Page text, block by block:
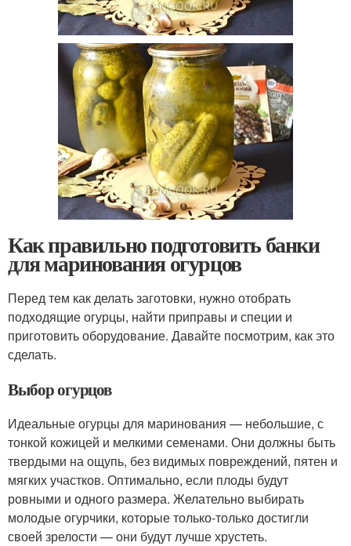
Как правильно подготовить банки
для маринования огурцов
Перед тем как делать заготовки, нужно отобрать
подходящие огурцы, найти приправы и специи и
приготовить оборудование. Давайте посмотрим, как это
сделать.
Выбор огурцов
Идеальные огурцы для маринования — небольшие, с
тонкой кожицей и мелкими семенами. Они должны быть
твердыми на ощупь, без видимых повреждений, пятен и
мягких участков. Оптимально, если плоды будут
ровными и одного размера. Желательно выбирать
молодые огурчики, которые только-только достигли
своей зрелости — они будут лучше хрустеть.